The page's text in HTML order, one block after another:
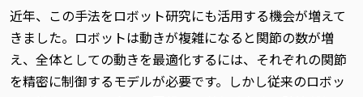
近年、この手法をロボット研究にも活用する機会が増えて
きました。ロボットは動きが複雑になると関節の数が増
え、全体としての動きを最適化するには、それぞれの関節
を精密に制御するモデルが必要です。しかし従来のロボッ